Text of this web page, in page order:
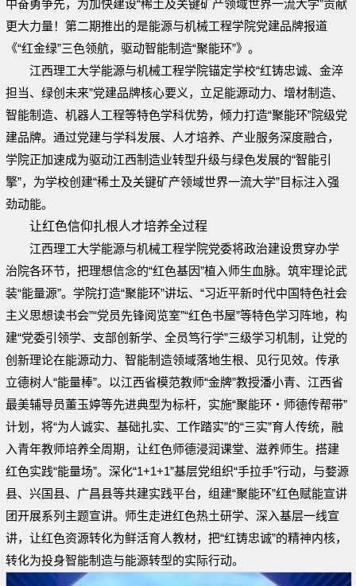
中奋勇争先，为加快建设“稀土及关键矿产领域世界一流大学”贡献
更大力量！第二期推出的是能源与机械工程学院党建品牌报道
《“红金绿”三色领航，驱动智能制造“聚能环”》。
江西理工大学能源与机械工程学院锚定学校“红铸忠诚、金淬
担当、绿创未来”党建品牌核心要义，立足能源动力、增材制造、
智能制造、机器人工程等特色学科优势，倾力打造“聚能环”院级党
建品牌。通过党建与学科发展、人才培养、产业服务深度融合，
学院正加速成为驱动江西制造业转型升级与绿色发展的“智能引
擎”，为学校创建“稀土及关键矿产领域世界一流大学”目标注入强
劲动能。
让红色信仰扎根人才培养全过程
江西理工大学能源与机械工程学院党委将政治建设贯穿办学
治院各环节，把理想信念的“红色基因”植入师生血脉。筑牢理论武
装“能量源”。学院打造“聚能环”讲坛、“习近平新时代中国特色社会
主义思想读书会”“党员先锋阅览室”“红色书屋”等特色学习阵地，构
建“党委引领学、支部创新学、全员笃行学”三级学习机制，让党的
创新理论在能源动力、智能制造领域落地生根、见行见效。传承
立德树人“能量棒”。以江西省模范教师“金牌”教授潘小青、江西省
最美辅导员董玉婷等先进典型为标杆，实施“聚能环・师德传帮带”
计划，将“为人诚实、基础扎实、工作踏实”的“三实”育人传统，融
入青年教师培养全周期，让红色师德浸润课堂、滋养师生。搭建
红色实践“能量场”。深化“1+1+1”基层党组织“手拉手”行动，与婺源
县、兴国县、广昌县等共建实践平台，组建“聚能环”红色赋能宣讲
团开展系列主题宣讲。师生走进红色热土研学、深入基层一线宣
讲，让红色资源转化为鲜活育人教材，把“红铸忠诚”的精神内核，
转化为投身智能制造与能源转型的实际行动。